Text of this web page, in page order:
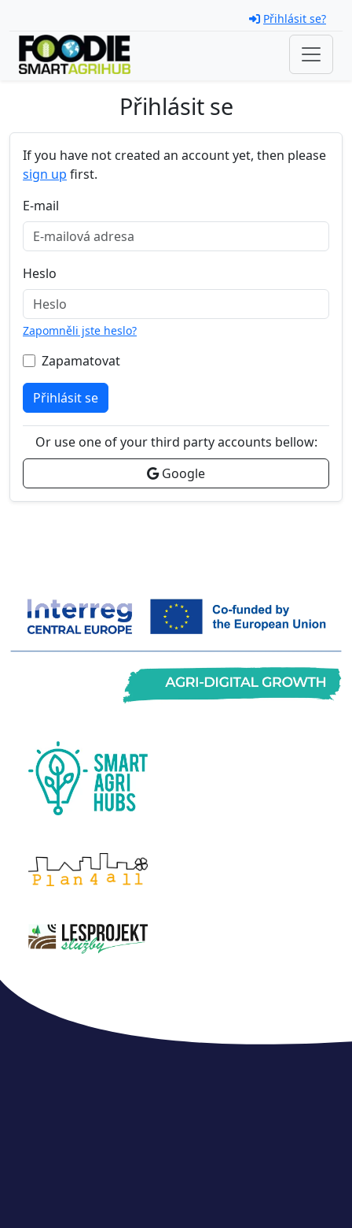
Přihlásit se?
Přihlásit se
If you have not created an account yet, then please
sign up first.
E-mail
Heslo
Zapomněli jste heslo?
Zapamatovat
Přihlásit se
Or use one of your third party accounts bellow:
Google